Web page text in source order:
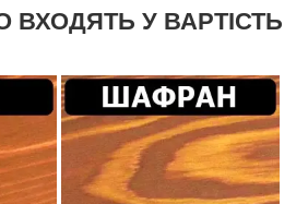
У ВАРТІСТЬ